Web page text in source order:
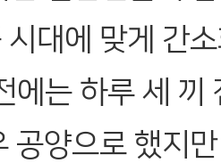
대에 맞게 간
에는 하루 세 끼
공양으로 했지